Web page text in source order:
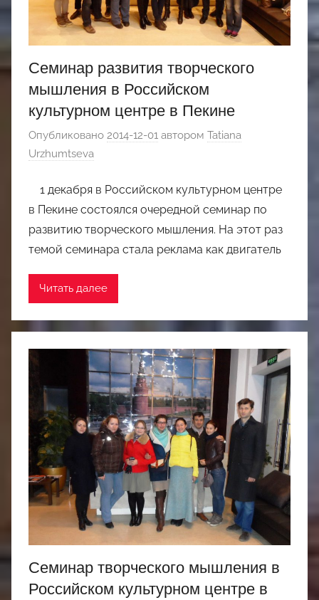
Семинар развития творческого
мышления в Российском
культурном центре в Пекине
Опубликовано 2014-12-01 автором Tatiana
Urzhumtseva
1 декабря в Российском культурном центре
в Пекине состоялся очередной семинар по
развитию творческого мышления. На этот раз
темой семинара стала реклама как двигатель
Читать далее
Семинар творческого мышления в
Российском культурном центре в